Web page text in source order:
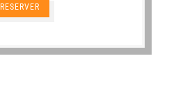
RESERVER